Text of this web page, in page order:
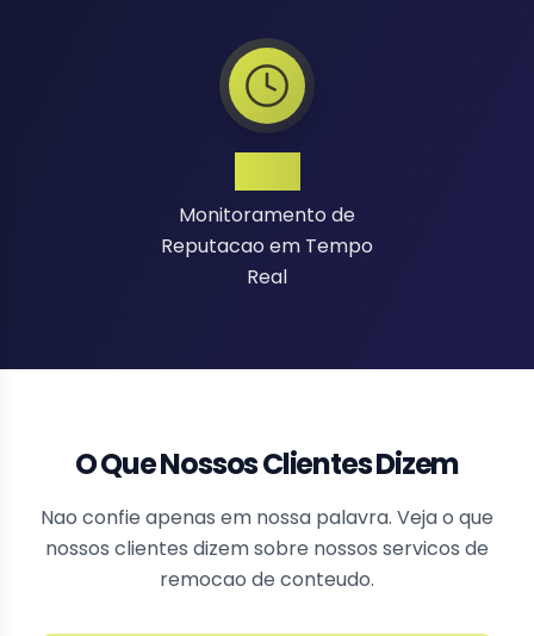
Monitoramento de
Reputacao em Tempo
Real
O Que Nossos Clientes Dizem
Nao confie apenas em nossa palavra. Veja o que
nossos clientes dizem sobre nossos servicos de
remocao de conteudo.